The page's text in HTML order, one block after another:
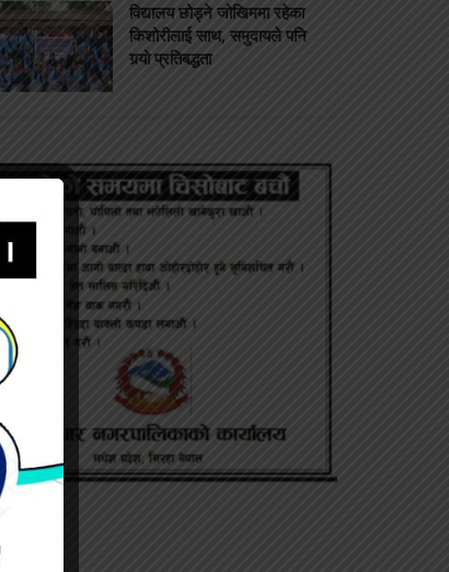
विद्यालय छोड्ने जोखिममा रहेका
किशोरीलाई साथ, समुदायले पनि
गर्‍यो प्रतिबद्धता